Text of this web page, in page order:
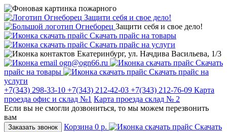
Защити себя и свое дело!
Защити себя и свое дело!
Скачать прайс на товары
Скачать прайс на услуги
Екатеринбург, ул. Начдива Васильева, 1/3
ogn@ogn66.ru
Скачать
прайс на товары
Скачать прайс на
услуги
+7(343) 298-33-10 +7(343) 212-42-03 +7(343) 212-76-09 Карта
проезда офис и склад №1 Карта проезда склад № 2
Если вы не смогли дозвониться, то мы можем перезвонить
вам
Заказать звонок Корзина 0 р.
Скачать